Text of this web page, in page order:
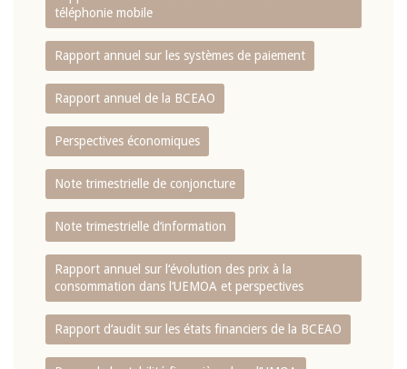
téléphonie mobile
Rapport annuel sur les systèmes de paiement
Rapport annuel de la BCEAO
Perspectives économiques
Note trimestrielle de conjoncture
Note trimestrielle d‘information
Rapport annuel sur l‘évolution des prix à la
consommation dans l‘UEMOA et perspectives
Rapport d‘audit sur les états financiers de la BCEAO